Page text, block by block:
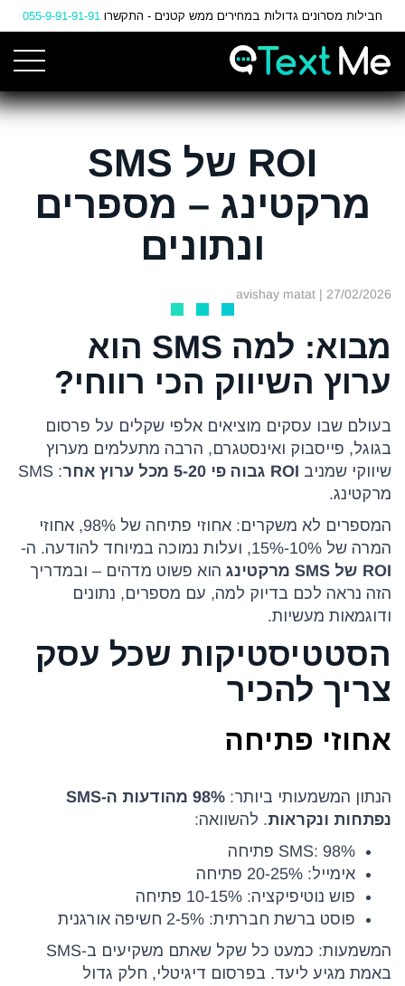
Skip
to
Content
חבילות מסרונים גדולות במחירים ממש קטנים - התקשרו 055-9-91-91-91
ROI של SMS
מרקטינג – מספרים
ונתונים
27/02/2026
| avishay matat
מבוא: למה SMS הוא
ערוץ השיווק הכי רווחי?
בעולם שבו עסקים מוציאים אלפי שקלים על פרסום
בגוגל, פייסבוק ואינסטגרם, הרבה מתעלמים מערוץ
שיווקי שמניב ROI גבוה פי 5-20 מכל ערוץ אחר
: SMS
מרקטינג.
המספרים לא משקרים: אחוזי פתיחה של 98%, אחוזי
המרה של 10%-15%, ועלות נמוכה במיוחד להודעה. ה-
ROI של SMS מרקטינג
הוא פשוט מדהים – ובמדריך
הזה נראה לכם בדיוק למה, עם מספרים, נתונים
ודוגמאות מעשיות.
הסטטיסטיקות שכל עסק
צריך להכיר
אחוזי פתיחה
הנתון המשמעותי ביותר:
98% מהודעות ה-SMS
נפתחות ונקראות. להשוואה:
SMS: 98% פתיחה
אימייל: 20-25% פתיחה
פוש נוטיפיקציה: 10-15% פתיחה
פוסט ברשת חברתית: 2-5% חשיפה אורגנית
המשמעות: כמעט כל שקל שאתם משקיעים ב-SMS
באמת מגיע ליעד. בפרסום דיגיטלי, חלק גדול